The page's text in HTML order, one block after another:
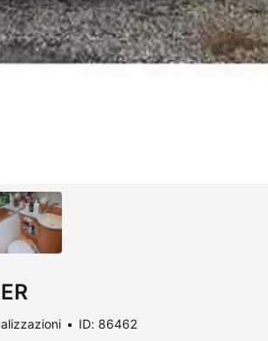
ID: 86462